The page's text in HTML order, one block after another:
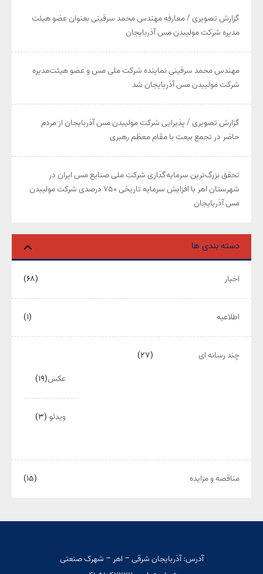
گزارش تصویری / معارفه مهندس محمد سرقینی بعنوان عضو هیئت‌
مدیره شرکت مولیبدن مس آذربایجان
مهندس محمد سرقینی نماینده شرکت ملی مس و عضو هیئت‌مدیره
شرکت مولیبدن مس آذربایجان شد
گزارش تصویری / پذیرایی شرکت مولیبدن مس آذربایجان از مردم
حاضر در تجمع بیعت با مقام معظم رهبری
تحقق بزرگ‌ترین سرمایه‌گذاری شرکت ملی صنایع مس ایران در
شهرستان اهر با افزایش سرمایه تاریخی ۷۵۰ درصدی شرکت مولیبدن
مس آذربایجان
دسته بندی ها
اخبار (۶۸)
اطلاعیه (۱)
چند رسانه ای
(۲۷)
عکس(۱۹)
ویدئو (۳)
مناقصه و مزایده (۱۵)
آدرس: آذربایجان شرقی – اهر – شهرک صنعتی